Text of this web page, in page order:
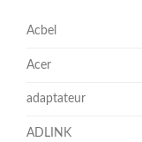
Acbel
Acer
adaptateur
ADLINK